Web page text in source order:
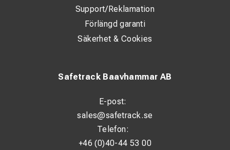
Safetrack Baavhammar AB
E-post:
sales@safetrack.se
Telefon:
+46 (0)40-44 53 00
Support/Reklamation
Förlängd garanti
Säkerhet & Cookies